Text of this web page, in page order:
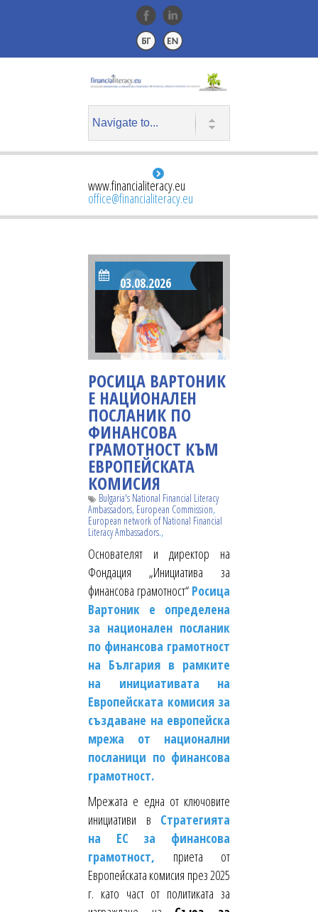
www.financialiteracy.eu
office@financialiteracy.eu
03.08.2026
РОСИЦА ВАРТОНИК
Е НАЦИОНАЛЕН
ПОСЛАНИК ПО
ФИНАНСОВА
ГРАМОТНОСТ КЪМ
ЕВРОПЕЙСКАТА
КОМИСИЯ
Bulgaria's National Financial Literacy
Ambassadors, European Commission,
European network of National Financial
Literacy Ambassadors.,
Основателят и директор на
Фондация „Инициатива за
финансова грамотност“ Росица
Вартоник е определена
за национален посланик
по финансова грамотност
на България в рамките
на инициативата на
Европейската комисия за
създаване на европейска
мрежа от национални
посланици по финансова
грамотност.
Мрежата е една от ключовите
инициативи в Стратегията
на ЕС за финансова
грамотност, приета от
Европейската комисия през 2025
г. като част от политиката за